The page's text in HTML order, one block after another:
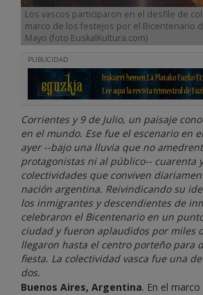
Los vascos participaron en el desfile de
marco de los festejos por el Bicentenario
Mayo (foto EuskalKultura.com)
PUBLICIDAD
Corrientes y 9 de Julio, un paisaje
en el mundo. Ese fue el escenario en
ayer --bajo una lluvia que no
protagonistas ni al público-- cuarenta
colectividades que conviven
nación argentina. Reivindicando su
los inmigrantes y descendientes de
celebraron el Bicentenario en un
ciudad y fueron aplaudidos por miles
llegaron hasta el centro porteño para
fiesta. La colectividad vasca fue una
dos.
Buenos Aires, Argentina. En el